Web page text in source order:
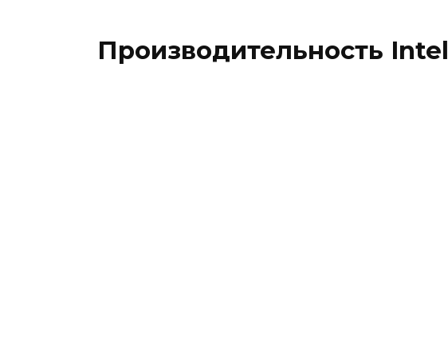
Производительность Intel